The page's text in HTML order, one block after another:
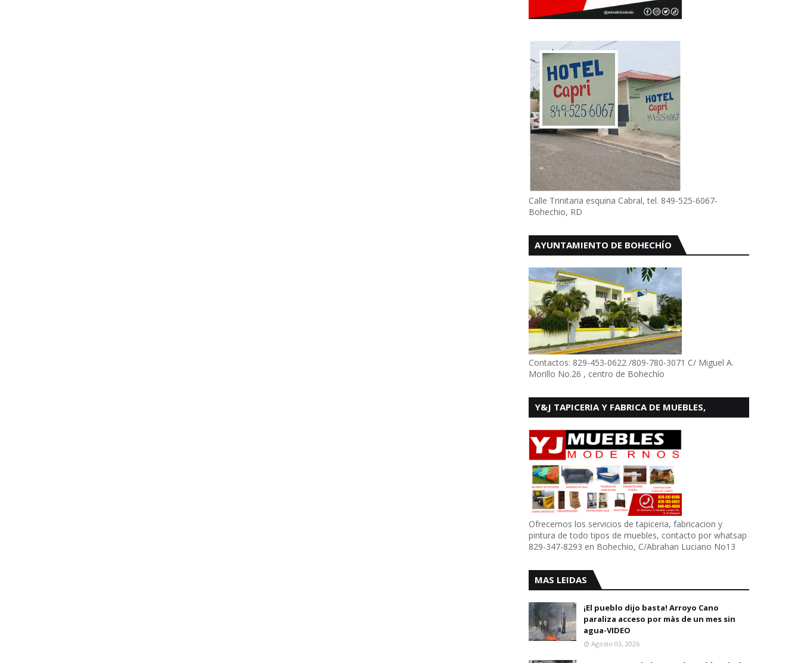
Calle Trinitaria esquina Cabral, tel. 849-525-6067-
Bohechio, RD
AYUNTAMIENTO DE BOHECHÍO
Contactos: 829-453-0622 /809-780-3071 C/ Miguel A.
Morillo No.26 , centro de Bohechío
Y&J TAPICERIA Y FABRICA DE MUEBLES,
Ofrecemos los servicios de tapiceria, fabricacion y
pintura de todo tipos de muebles, contacto por whatsap
829-347-8293 en Bohechio, C/Abrahan Luciano No13
MAS LEIDAS
¡El pueblo dijo basta! Arroyo Cano
paraliza acceso por màs de un mes sin
agua-VIDEO
Agosto 03, 2026